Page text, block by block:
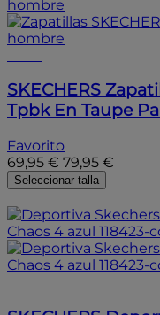
SKECHERS
Tpbk En Taupe
Favorito
69,95 € 79,95 €
Seleccionar talla